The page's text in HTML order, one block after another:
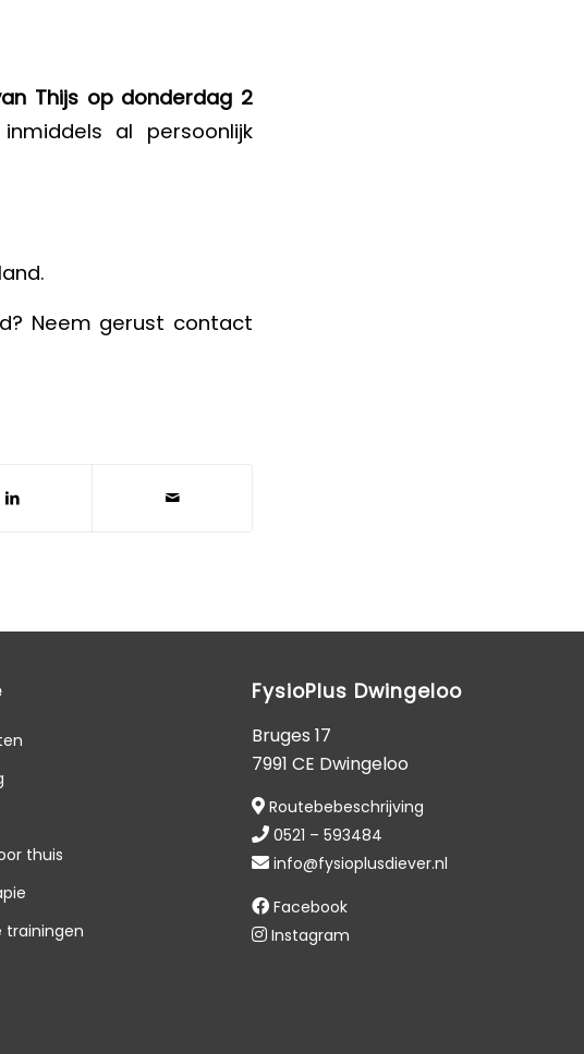
Thijs op donderdag 2
al persoonlijk
Neem gerust contact
thuis
trainingen
FysioPlus Dwingeloo
Bruges 17
7991 CE Dwingeloo
Routebebeschrijving
0521 – 593484
info@fysioplusdiever.nl
Facebook
Instagram